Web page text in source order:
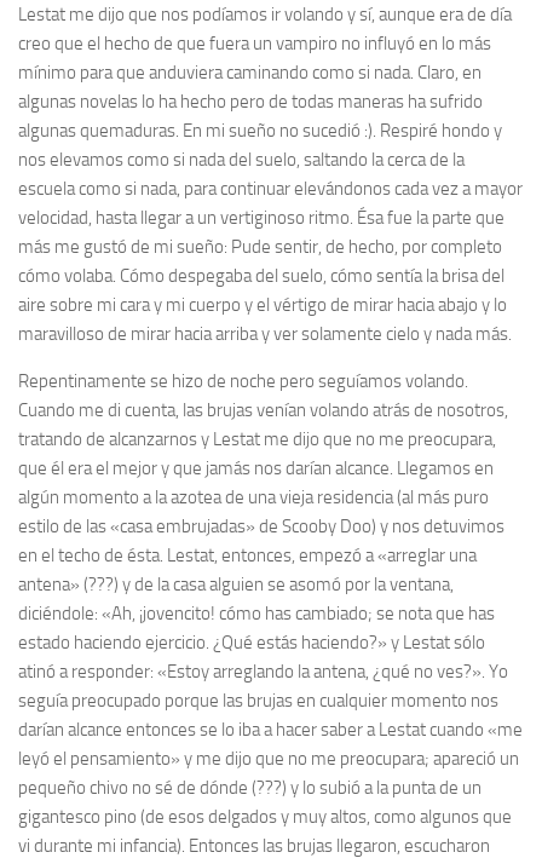
Lestat me dijo que nos podíamos ir volando y sí, aunque era de día
creo que el hecho de que fuera un vampiro no influyó en lo más
mínimo para que anduviera caminando como si nada. Claro, en
algunas novelas lo ha hecho pero de todas maneras ha sufrido
algunas quemaduras. En mi sueño no sucedió :). Respiré hondo y
nos elevamos como si nada del suelo, saltando la cerca de la
escuelacomo si nada, para continuar elevándonos cada vez a mayor
velocidad, hasta llegar a un vertiginoso ritmo. Ésa fue la parte que
más me gustó de mi sueño: Pude sentir, de hecho, por completo
cómo volaba. Cómo despegaba del suelo, cómo sentía la brisa del
aire sobre mi cara y mi cuerpo y el vértigo de mirar hacia abajo y lo
maravilloso de mirar hacia arriba y ver solamente cielo y nada más.
Repentinamente se hizo de noche pero seguíamos volando.
Cuando me di cuenta, las brujasvenían volando atrás de nosotros,
tratando de alcanzarnos y Lestat me dijo que no me preocupara,
que él era el mejor y que jamás nos darían alcance. Llegamos en
algún momento a la azotea de una vieja residencia (al más puro
estilo de las «casa embrujadas» de Scooby Doo) y nos detuvimos
en el techo de ésta. Lestat, entonces, empezó a «arreglar una
antena» (???) y de la casa alguien se asomó por la ventana,
diciéndole: «Ah, ¡jovencito! cómo has cambiado; se nota que has
estado haciendo ejercicio. ¿Qué estás haciendo?» y Lestat sólo
atinó a responder: «Estoy arreglando la antena, ¿qué no ves?». Yo
seguía preocupado porque las brujasen cualquier momento nos
darían alcance entonces se lo iba a hacer saber a Lestat cuando «me
leyó el pensamiento» y me dijo que no me preocupara; apareció un
pequeño chivo no sé de dónde (???) y lo subió a la punta de un
gigantesco pino (de esos delgados y muy altos, como algunos que
vi durante mi infancia). Entonces las brujas llegaron, escucharon